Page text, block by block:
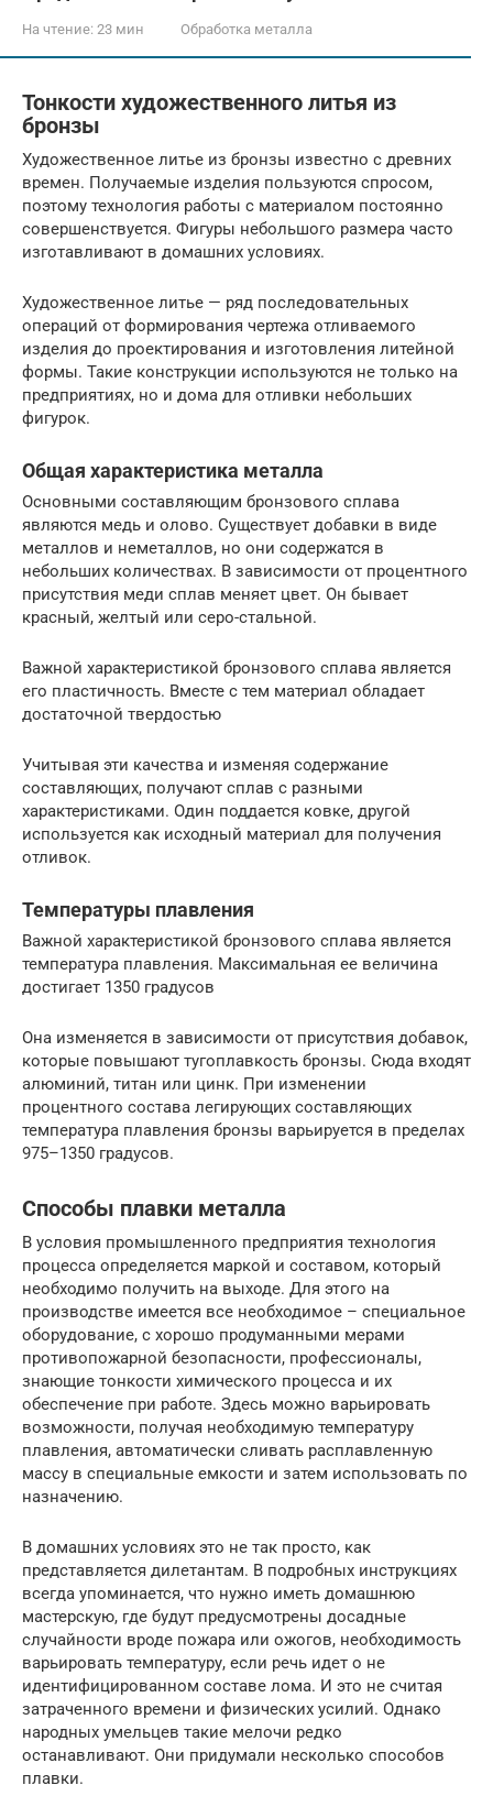
На чтение: 23 мин Обработка металла
Тонкости художественного литья из
бронзы
Художественное литье из бронзы известно с древних
времен. Получаемые изделия пользуются спросом,
поэтому технология работы с материалом постоянно
совершенствуется. Фигуры небольшого размера часто
изготавливают в домашних условиях.
Художественное литье — ряд последовательных
операций от формирования чертежа отливаемого
изделия до проектирования и изготовления литейной
формы. Такие конструкции используются не только на
предприятиях, но и дома для отливки небольших
фигурок.
Общая характеристика металла
Основными составляющим бронзового сплава
являются медь и олово. Существует добавки в виде
металлов и неметаллов, но они содержатся в
небольших количествах. В зависимости от процентного
присутствия меди сплав меняет цвет. Он бывает
красный, желтый или серо-стальной.
Важной характеристикой бронзового сплава является
его пластичность. Вместе с тем материал обладает
достаточной твердостью
Учитывая эти качества и изменяя содержание
составляющих, получают сплав с разными
характеристиками. Один поддается ковке, другой
используется как исходный материал для получения
отливок.
Температуры плавления
Важной характеристикой бронзового сплава является
температура плавления. Максимальная ее величина
достигает 1350 градусов
Она изменяется в зависимости от присутствия добавок,
которые повышают тугоплавкость бронзы. Сюда входят
алюминий, титан или цинк. При изменении
процентного состава легирующих составляющих
температура плавления бронзы варьируется в пределах
975–1350 градусов.
Способы плавки металла
В условия промышленного предприятия технология
процесса определяется маркой и составом, который
необходимо получить на выходе. Для этого на
производстве имеется все необходимое – специальное
оборудование, с хорошо продуманными мерами
противопожарной безопасности, профессионалы,
знающие тонкости химического процесса и их
обеспечение при работе. Здесь можно варьировать
возможности, получая необходимую температуру
плавления, автоматически сливать расплавленную
массу в специальные емкости и затем использовать по
назначению.
В домашних условиях это не так просто, как
представляется дилетантам. В подробных инструкциях
всегда упоминается, что нужно иметь домашнюю
мастерскую, где будут предусмотрены досадные
случайности вроде пожара или ожогов, необходимость
варьировать температуру, если речь идет о не
идентифицированном составе лома. И это не считая
затраченного времени и физических усилий. Однако
народных умельцев такие мелочи редко
останавливают. Они придумали несколько способов
плавки.